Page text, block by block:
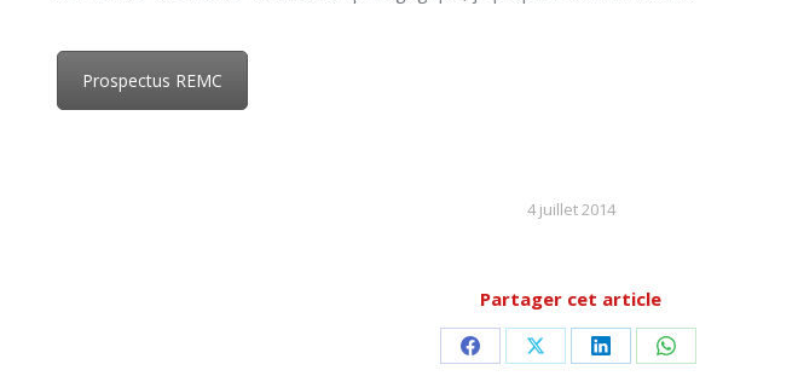
Prospectus REMC
4 juillet 2014
Partager cet article
PartagerPartagerPartagerPartager